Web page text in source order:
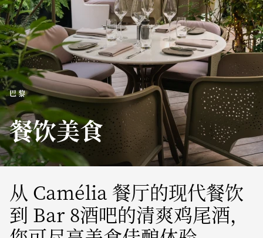
巴黎
餐饮美食
从 Camélia 餐厅的现代餐饮
到 Bar 8酒吧的清爽鸡尾酒，